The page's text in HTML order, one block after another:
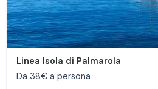
Linea Isola di Palmarola
Da 38€ a persona